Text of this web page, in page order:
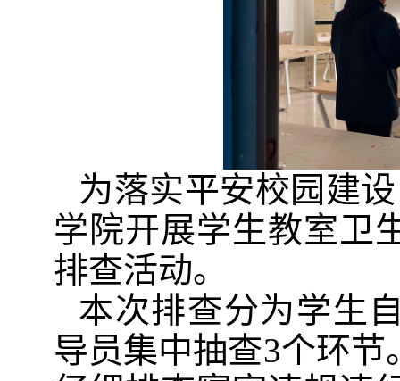
为落实平安校园建
学院开展学生教室卫
排查活动。
本次排查分为学生
导员集中抽查3个环